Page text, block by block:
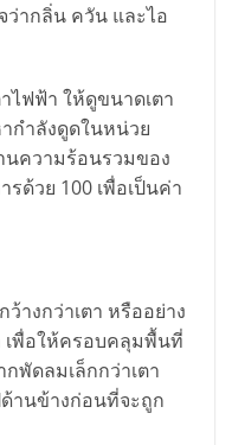
ว่ากลิ่น ควัน และไอ
ไฟฟ้า ให้ดูขนาดเตา
กำลังดูดในหน่วย
นความร้อนรวมของ
รด้วย 100 เพื่อเป็นค่า
างกว่าเตา หรืออย่าง
เพื่อให้ครอบคลุมพื้นที่
พัดลมเล็กกว่าเตา
านข้างก่อนที่จะถูก